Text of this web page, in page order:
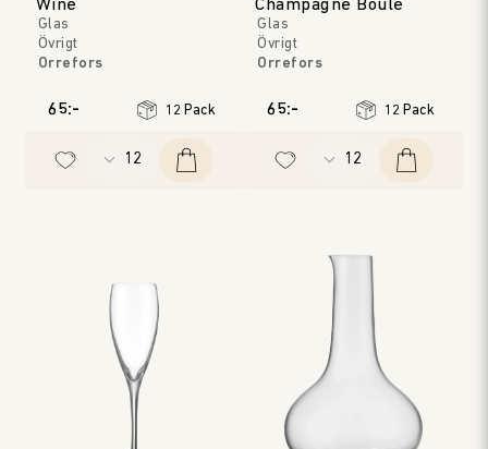
Wine
Glas
Övrigt
Orrefors
65:- 12 Pack
Champagne Boule
Glas
Övrigt
Orrefors
65:- 12 Pack